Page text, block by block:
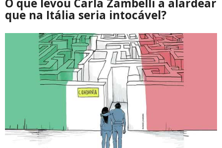
O que levou Carla Zambelli a alardear
que na Itália seria intocável?